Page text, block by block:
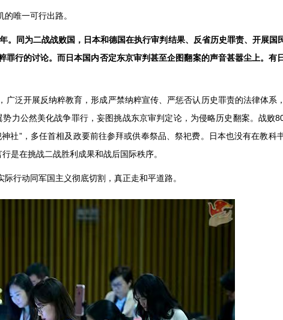
唯一可行出路。
。同为二战战败国，日本和德国在执行审判结果、反省历史罪责、开展国
行的讨论。而日本国内否定东京审判甚至企图翻案的声音甚嚣尘上。有
泛开展反纳粹教育，形成严禁纳粹宣传、严惩否认历史罪责的法律体系
力公然美化战争罪行，妄图挑战东京审判定论，为侵略历史翻案。战败
社”，多任首相及政要前往参拜或供奉祭品、祭祀费。日本也没有在教科
是在挑战二战胜利成果和战后国际秩序。
行动同军国主义彻底切割，真正走和平道路。